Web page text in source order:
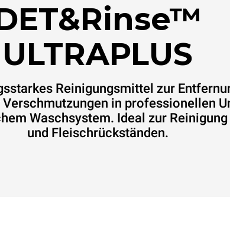
ULTRAPLUS
Reinigungsmittel zur
in professionellen
Waschsystem. Ideal zur
und Fleischrückständen.